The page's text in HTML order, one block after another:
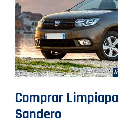
Comprar
Sandero